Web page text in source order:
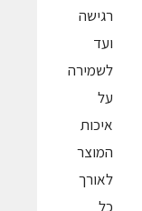
רגישה
ועד
לשמירה
על
איכות
המוצר
לאורך
כל